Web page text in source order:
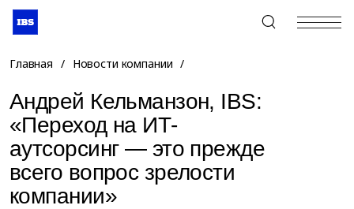
+7 (495) 967-80-80
Главная / Новости компании /
Андрей Кельманзон, IBS:
«Переход на ИТ-
аутсорсинг — это прежде
всего вопрос зрелости
компании»